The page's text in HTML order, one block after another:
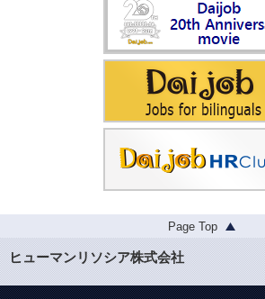
Page Top
ヒューマンリソシア株式会社